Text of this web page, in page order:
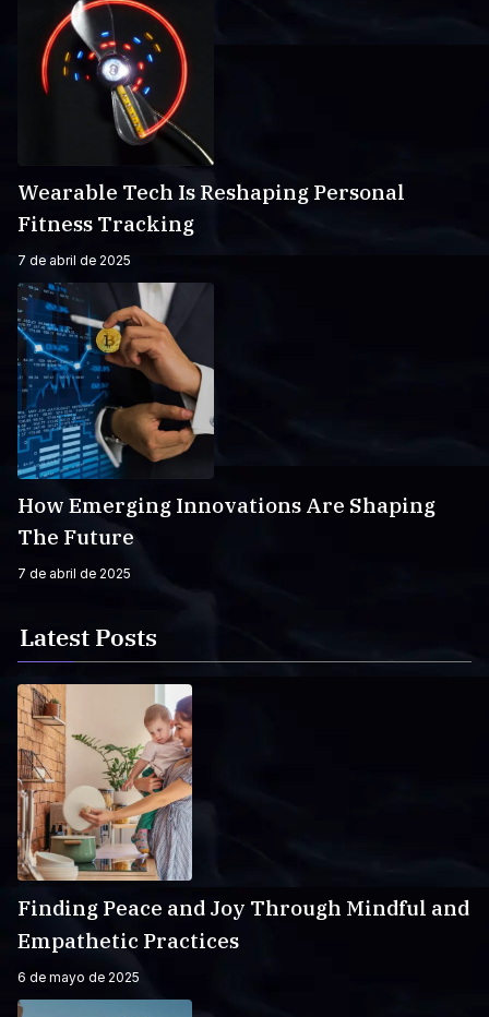
Wearable Tech Is Reshaping Personal
Fitness Tracking
7 de abril de 2025
How Emerging Innovations Are Shaping
The Future
7 de abril de 2025
Latest Posts
Finding Peace and Joy Through Mindful and
Empathetic Practices
6 de mayo de 2025